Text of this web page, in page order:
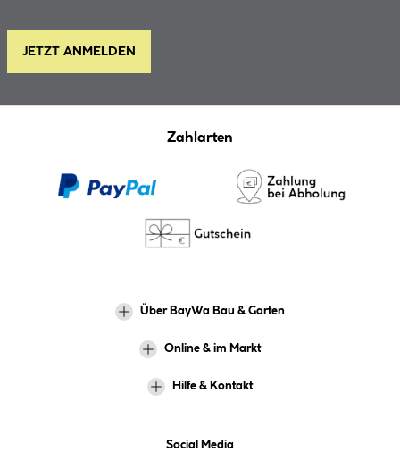
JETZT ANMELDEN
Zahlarten
Über BayWa Bau & Garten
Online & im Markt
Hilfe & Kontakt
Social Media